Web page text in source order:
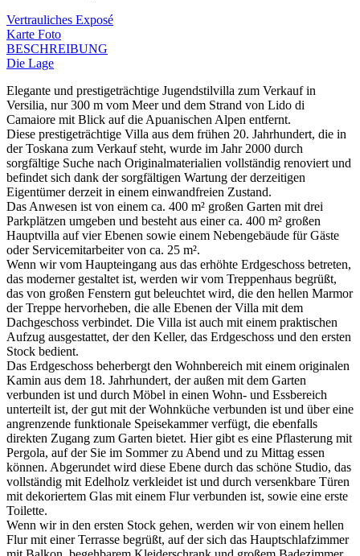
Vertrauliches Exposé
Karte Foto
BESCHREIBUNG
Die Lage
Elegante und prestigeträchtige Jugendstilvilla zum Verkauf in
Versilia, nur 300 m vom Meer und dem Strand von Lido di
Camaiore mit Blick auf die Apuanischen Alpen entfernt.
Diese prestigeträchtige Villa aus dem frühen 20. Jahrhundert, die in
der Toskana zum Verkauf steht, wurde im Jahr 2000 durch
sorgfältige Suche nach Originalmaterialien vollständig renoviert und
befindet sich dank der sorgfältigen Wartung der derzeitigen
Eigentümer derzeit in einem einwandfreien Zustand.
Das Anwesen ist von einem ca. 400 m² großen Garten mit drei
Parkplätzen umgeben und besteht aus einer ca. 400 m² großen
Hauptvilla auf vier Ebenen sowie einem Nebengebäude für Gäste
oder Servicemitarbeiter von ca. 25 m².
Wenn wir vom Haupteingang aus das erhöhte Erdgeschoss betreten,
das moderner gestaltet ist, werden wir vom Treppenhaus begrüßt,
das von großen Fenstern gut beleuchtet wird, die den hellen Marmor
der Treppe hervorheben, die alle Ebenen der Villa mit dem
Dachgeschoss verbindet. Die Villa ist auch mit einem praktischen
Aufzug ausgestattet, der den Keller, das Erdgeschoss und den ersten
Stock bedient.
Das Erdgeschoss beherbergt den Wohnbereich mit einem originalen
Kamin aus dem 18. Jahrhundert, der außen mit dem Garten
verbunden ist und durch Möbel in einen Wohn- und Essbereich
unterteilt ist, der gut mit der Wohnküche verbunden ist und über eine
angrenzende funktionale Speisekammer verfügt, die ebenfalls
direkten Zugang zum Garten bietet. Hier gibt es eine Pflasterung mit
Pergola, auf der Sie im Sommer zu Abend und zu Mittag essen
können. Abgerundet wird diese Ebene durch das schöne Studio, das
vollständig mit Edelholz verkleidet ist und durch versenkbare Türen
mit dekoriertem Glas mit einem Flur verbunden ist, sowie eine erste
Toilette.
Wenn wir in den ersten Stock gehen, werden wir von einem hellen
Flur mit einer Terrasse begrüßt, auf der sich das Hauptschlafzimmer